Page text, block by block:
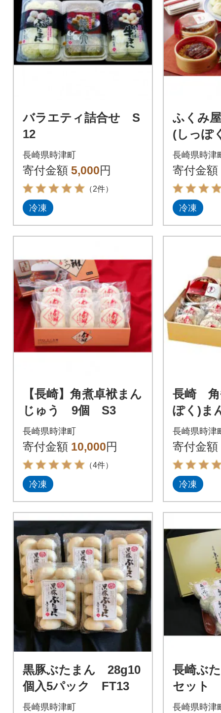
バラエティ詰合せ S
12
長崎県時津町
寄付金額 5,000円
（2件）
冷凍
ふくみ
(しっぽ
詰合せ
長崎県時津
寄付金額
冷凍
【長崎】角煮卓袱まん
じゅう 9個 S3
長崎県時津町
寄付金額 10,000円
（4件）
冷凍
長崎 角
ぽく)ま
せ
長崎県時津
寄付金額
冷凍
黒豚ぶたまん 28g10
個入5パック FT13
長崎県時津町
長崎ぶ
セット
長崎県時津